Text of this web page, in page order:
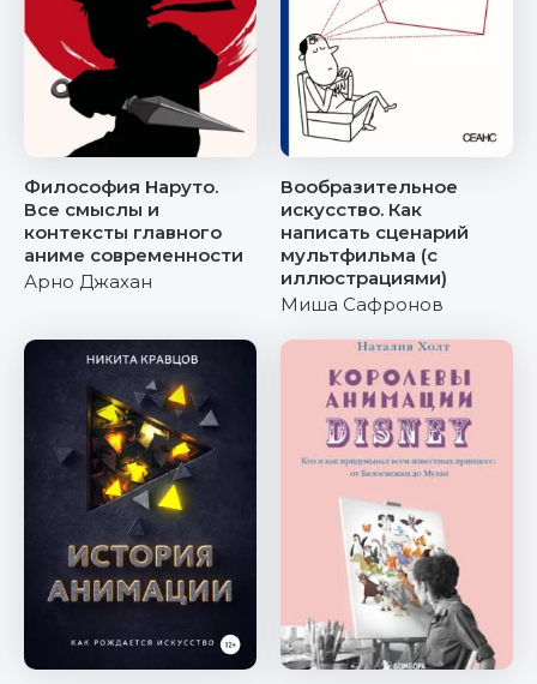
Философия Наруто.
Все смыслы и
контексты главного
аниме современности
Арно Джахан
Вообразительное
искусство. Как
написать сценарий
мультфильма (с
иллюстрациями)
Миша Сафронов